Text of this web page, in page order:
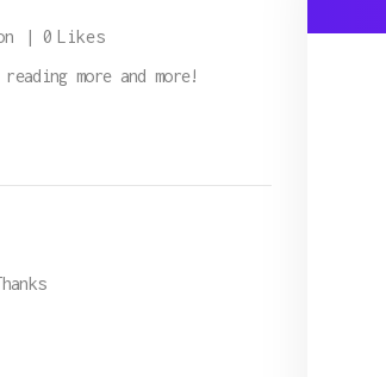
0 Likes
more and more!